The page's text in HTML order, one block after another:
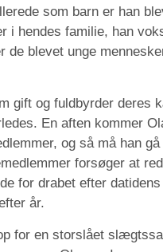
som barn er han
i hendes familie, han
de blevet unge
gift og fuldbyrder deres
En aften kommer
og så må han
forsøger at
for drabet efter
år.
for en storslået